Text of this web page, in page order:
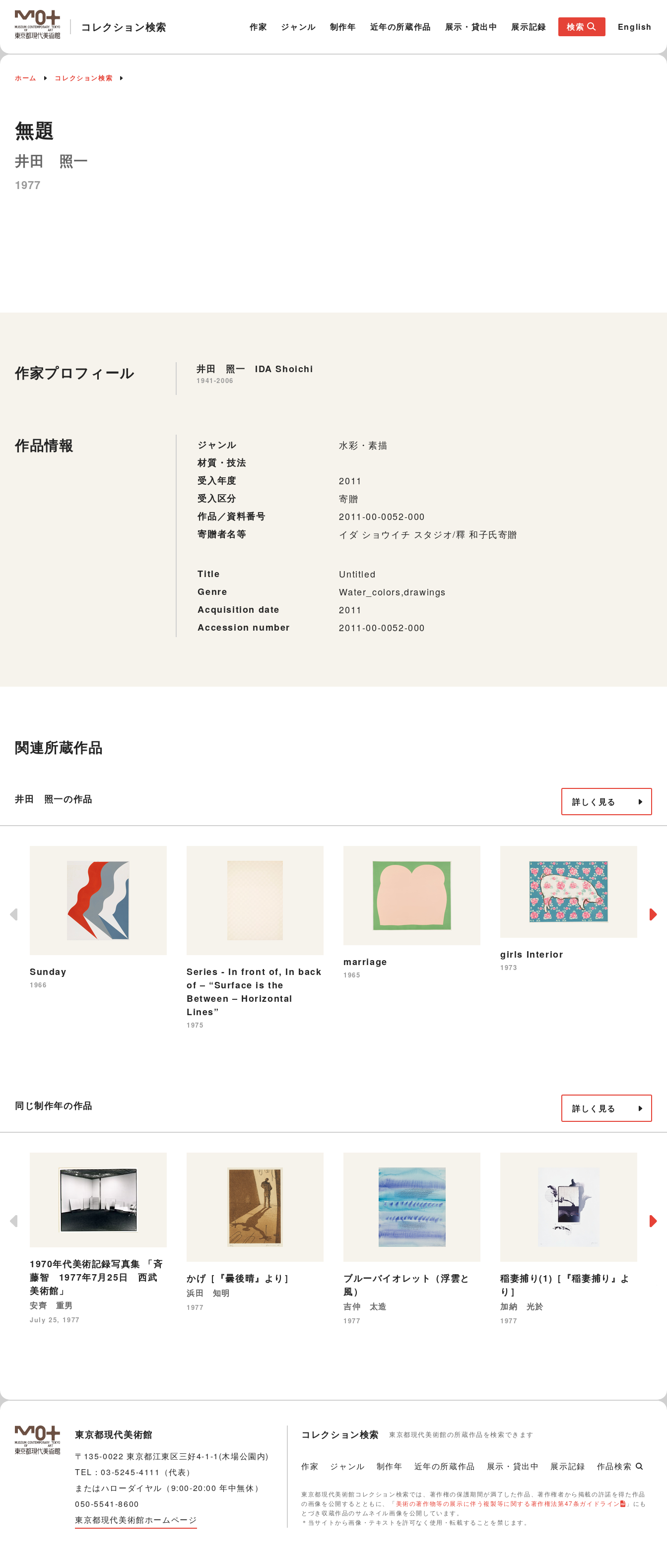
コレクション検索 作家 ジャンル 制作年 近年の所蔵作品 展示・貸出中 展示記録 検索 English
ホーム コレクション検索
無題
井田 照一
1977
作家プロフィール 井田 照一 IDA Shoichi
1941-2006
作品情報 ジャンル
水彩・素描
材質・技法
受入年度
2011
受入区分
寄贈
作品／資料番号
2011-00-0052-000
寄贈者名等
イダ ショウイチ スタジオ/釋 和子氏寄贈
Title
Untitled
Genre
Water_colors,drawings
Acquisition date
2011
Accession number
2011-00-0052-000
関連所蔵作品
井田 照一の作品 詳しく見る
Sunday
1966
Series - In front of, In back
of – “Surface is the
Between – Horizontal
Lines”
1975
marriage
1965
girls Interior
1973
同じ制作年の作品 詳しく見る
1970年代美術記録写真集 「斉
藤智 1977年7月25日 西武
美術館」
安齊 重男
July 25, 1977
かげ［『曇後晴』より］
浜田 知明
1977
ブルーバイオレット（浮雲と
風）
吉仲 太造
1977
稲妻捕り(1)［『稲妻捕り』よ
り］
加納 光於
1977
東京都現代美術館
〒135-0022 東京都江東区三好4-1-1(木場公園内)
TEL：03-5245-4111（代表）
またはハローダイヤル（9:00-20:00 年中無休）
050-5541-8600
東京都現代美術館ホームページ
コレクション検索 東京都現代美術館の所蔵作品を検索できます
作家 ジャンル 制作年 近年の所蔵作品 展示・貸出中 展示記録 作品検索
東京都現代美術館コレクション検索では、著作権の保護期間が満了した作品、著作権者から掲載の許諾を得た作品
の画像を公開するとともに、「美術の著作物等の展示に伴う複製等に関する著作権法第47条ガイドライン
」にも
とづき収蔵作品のサムネイル画像を公開しています。
＊当サイトから画像・テキストを許可なく使用・転載することを禁じます。